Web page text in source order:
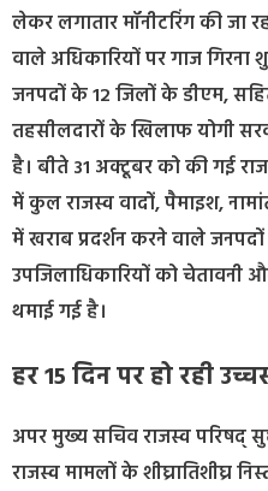
लेकर लगातार मॉनीटरिंग की जा
वाले अधिकारियों पर गाज गिरना
जनपदों के 12 जिलों के डीएम,
तहसीलदारों के खिलाफ योगी
है। बीते 31 अक्टूबर को की गई
में कुल राजस्व वादों, पैमाइश,
में खराब प्रदर्शन करने वाले
उपजिलाधिकारियों को चेतावनी
थमाई गई है।
हर 15 दिन पर हो रही
अपर मुख्य सचिव राजस्व परिषद्
राजस्व मामलों के शीघ्रातिशीघ्र